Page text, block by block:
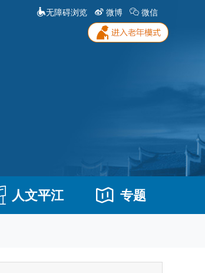
无障碍浏览 微博 微信
人文平江 专题